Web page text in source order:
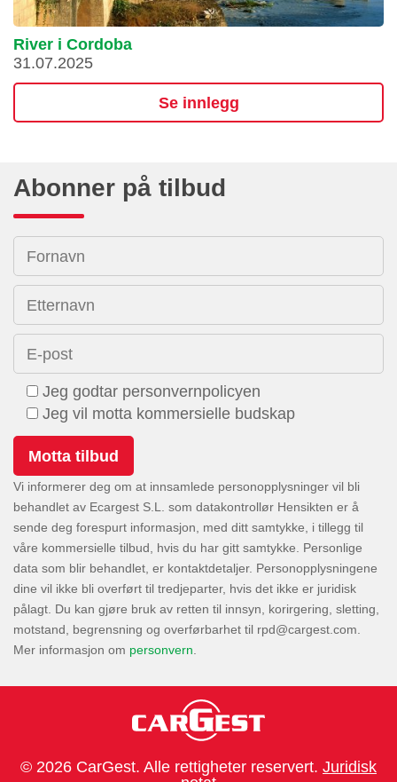
River i Cordoba
31.07.2025
Se innlegg
Abonner på tilbud
Fornavn
Etternavn
E-post
Jeg godtar personvernpolicyen
Jeg vil motta kommersielle budskap
Vi informerer deg om at innsamlede personopplysninger vil bli
behandlet av Ecargest S.L. som datakontrollør Hensikten er å
sende deg forespurt informasjon, med ditt samtykke, i tillegg til
våre kommersielle tilbud, hvis du har gitt samtykke. Personlige
data som blir behandlet, er kontaktdetaljer. Personopplysningene
dine vil ikke bli overført til tredjeparter, hvis det ikke er juridisk
pålagt. Du kan gjøre bruk av retten til innsyn, korirgering, sletting,
motstand, begrensning og overførbarhet til
.
Mer informasjon om personvern.
© 2026 CarGest. Alle rettigheter reservert. Juridisk